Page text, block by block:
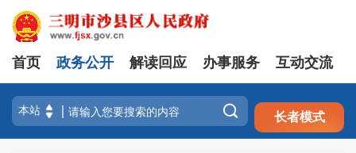
注册 登录
首页 政务公开 解读回应 办事服务 互动交流
 长者模式